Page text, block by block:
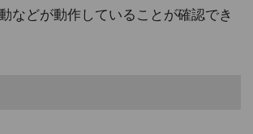
などが動作していることが確認でき